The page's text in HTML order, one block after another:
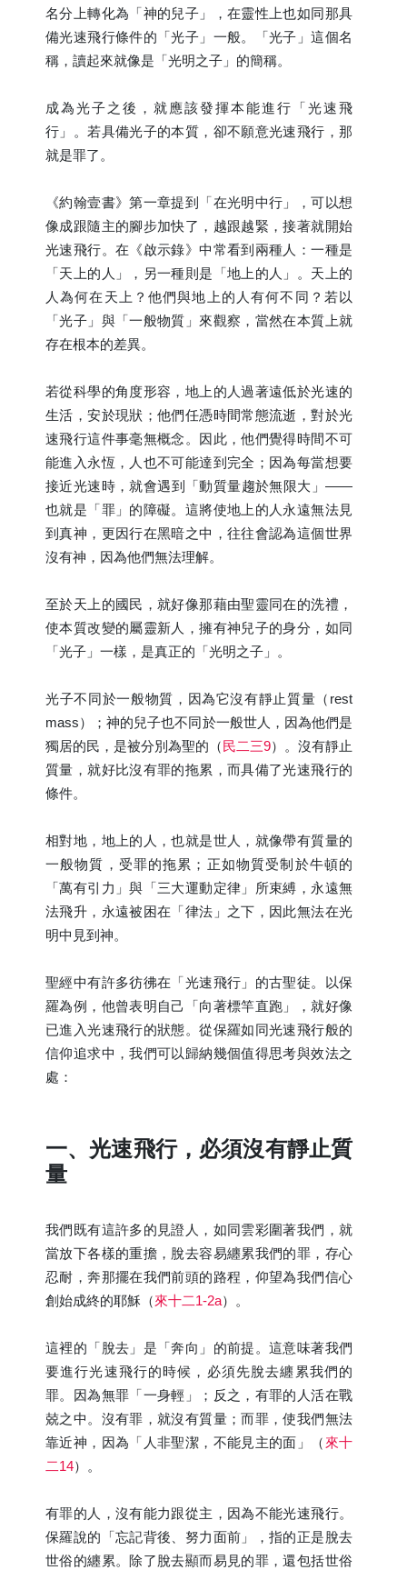
名分上轉化為「神的兒子」，在靈性上也如同那具
備光速飛行條件的「光子」一般。「光子」這個名
稱，讀起來就像是「光明之子」的簡稱。
成為光子之後，就應該發揮本能進行「光速飛
行」。若具備光子的本質，卻不願意光速飛行，那
就是罪了。
《約翰壹書》第一章提到「在光明中行」，可以想
像成跟隨主的腳步加快了，越跟越緊，接著就開始
光速飛行。在《啟示錄》中常看到兩種人：一種是
「天上的人」，另一種則是「地上的人」。天上的
人為何在天上？他們與地上的人有何不同？若以
「光子」與「一般物質」來觀察，當然在本質上就
存在根本的差異。
若從科學的角度形容，地上的人過著遠低於光速的
生活，安於現狀；他們任憑時間常態流逝，對於光
速飛行這件事毫無概念。因此，他們覺得時間不可
能進入永恆，人也不可能達到完全；因為每當想要
接近光速時，就會遇到「動質量趨於無限大」——
也就是「罪」的障礙。這將使地上的人永遠無法見
到真神，更因行在黑暗之中，往往會認為這個世界
沒有神，因為他們無法理解。
至於天上的國民，就好像那藉由聖靈同在的洗禮，
使本質改變的屬靈新人，擁有神兒子的身分，如同
「光子」一樣，是真正的「光明之子」。
光子不同於一般物質，因為它沒有靜止質量（rest
mass）；神的兒子也不同於一般世人，因為他們是
獨居的民，是被分別為聖的（ 民二三9）。沒有靜止
質量，就好比沒有罪的拖累，而具備了光速飛行的
條件。
相對地，地上的人，也就是世人，就像帶有質量的
一般物質，受罪的拖累；正如物質受制於牛頓的
「萬有引力」與「三大運動定律」所束縛，永遠無
法飛升，永遠被困在「律法」之下，因此無法在光
明中見到神。
聖經中有許多彷彿在「光速飛行」的古聖徒。以保
羅為例，他曾表明自己「向著標竿直跑」，就好像
已進入光速飛行的狀態。從保羅如同光速飛行般的
信仰追求中，我們可以歸納幾個值得思考與效法之
處：
一、光速飛行，必須沒有靜止質
量
我們既有這許多的見證人，如同雲彩圍著我們，就
當放下各樣的重擔，脫去容易纏累我們的罪，存心
忍耐，奔那擺在我們前頭的路程，仰望為我們信心
創始成終的耶穌（來十二1-2a）。
這裡的「脫去」是「奔向」的前提。這意味著我們
要進行光速飛行的時候，必須先脫去纏累我們的
罪。因為無罪「一身輕」；反之，有罪的人活在戰
兢之中。沒有罪，就沒有質量；而罪，使我們無法
靠近神，因為「人非聖潔，不能見主的面」（來十
二14）。
有罪的人，沒有能力跟從主，因為不能光速飛行。
保羅說的「忘記背後、努力面前」，指的正是脫去
世俗的纏累。除了脫去顯而易見的罪，還包括世俗